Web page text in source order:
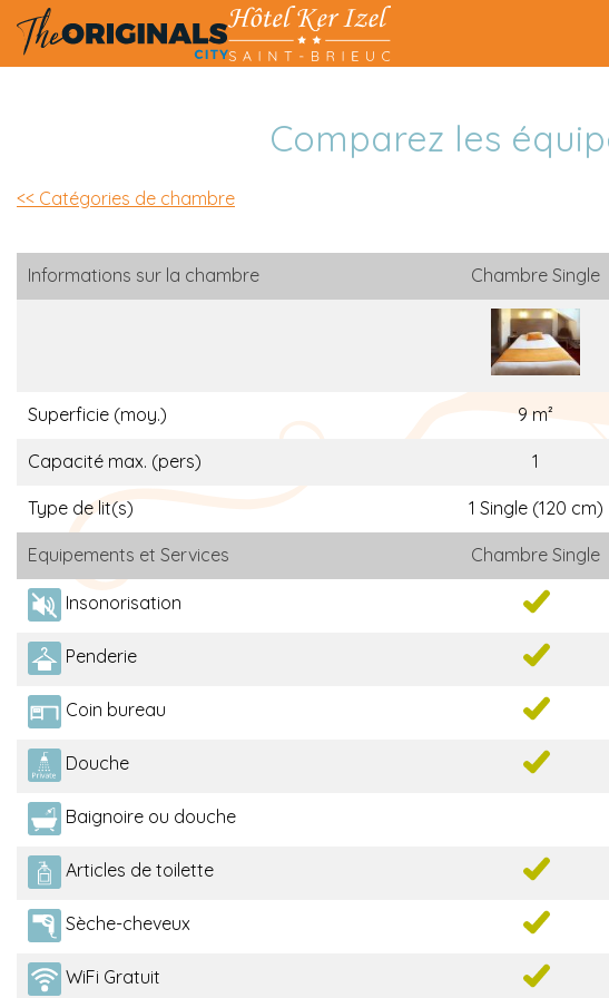
Comparez les
<< Catégories de chambre
Informations sur la chambre Chambre Single
Superficie (moy.) 9 m²
Capacité max. (pers) 1
Type de lit(s) 1 Single (120 cm)
Equipements et Services Chambre Single
Insonorisation
Penderie
Coin bureau
Douche
Baignoire ou douche
Articles de toilette
Sèche-cheveux
WiFi Gratuit